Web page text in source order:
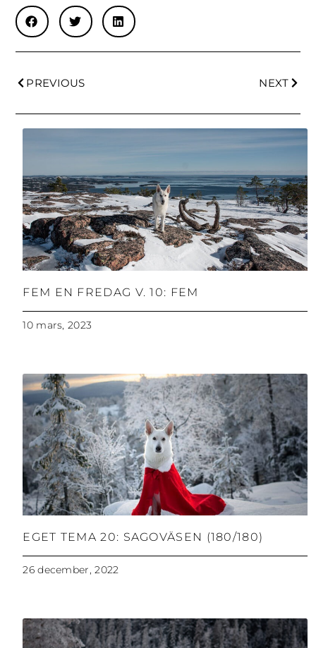
PREVIOUS NEXT
FEM EN FREDAG V. 10: FEM
10 mars, 2023
EGET TEMA 20: SAGOVÄSEN (180/180)
26 december, 2022